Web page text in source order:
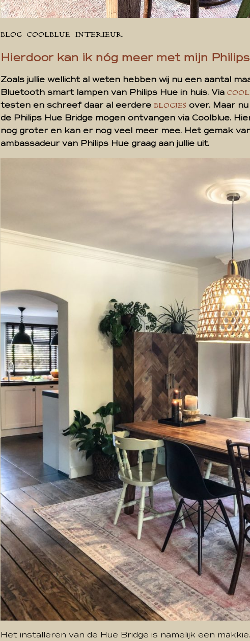
BLOG COOLBLUE INTERIEUR
Hierdoor kan ik nóg meer met mijn
Zoals jullie wellicht al weten hebben wij nu een aantal
Bluetooth smart lampen van Philips Hue in huis. Via
testen en schreef daar al eerdereBLOGJES over. Maar
de Philips Hue Bridge mogen ontvangen via Coolblue.
nog groter en kan er nog veel meer mee. Het gemak
ambassadeur van Philips Hue graag aan jullie uit.
Het installeren van de Hue Bridge is namelijk een